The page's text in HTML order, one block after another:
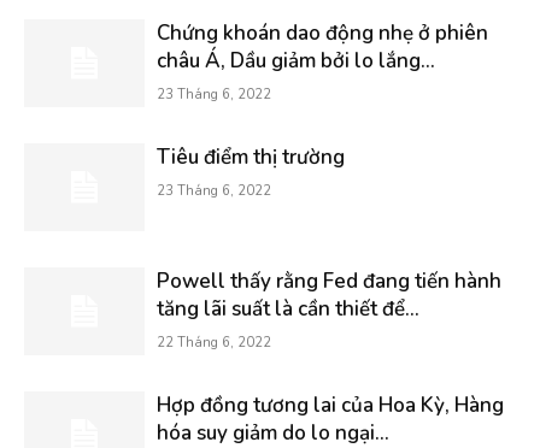
Chứng khoán dao động nhẹ ở phiên
châu Á, Dầu giảm bởi lo lắng...
23 Tháng 6, 2022
Tiêu điểm thị trường
23 Tháng 6, 2022
Powell thấy rằng Fed đang tiến hành
tăng lãi suất là cần thiết để...
22 Tháng 6, 2022
Hợp đồng tương lai của Hoa Kỳ, Hàng
hóa suy giảm do lo ngại...